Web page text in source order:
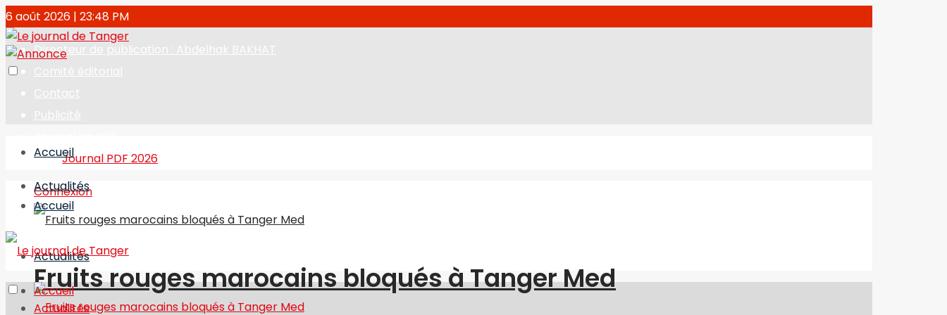
6 août 2026 | 23:48 PM
Directeur de publication : Abdelhak BAKHAT
Comité éditorial
Contact
Publicité
Journal PDF 2026
Connexion
Accueil
Actualités
Fruits rouges marocains bloqués à Tanger Med
Accueil
Actualités
Accueil
Actualités